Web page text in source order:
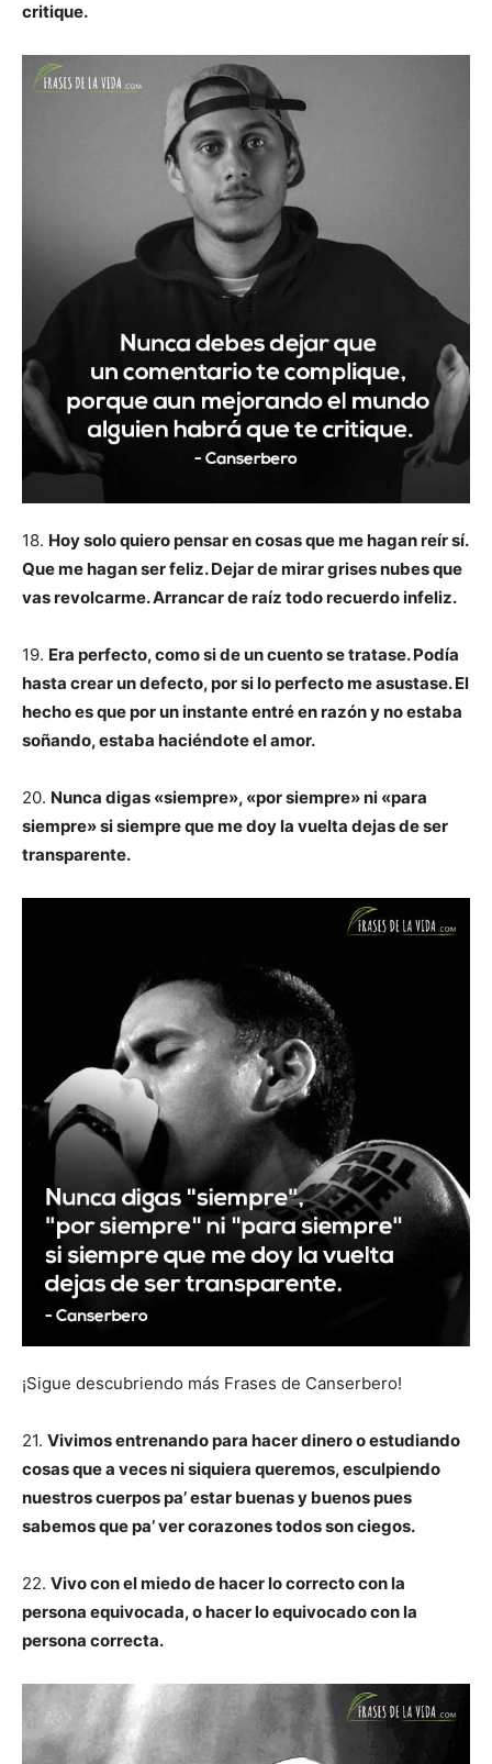
critique.
18. Hoy solo quiero pensar en cosas que me hagan reír sí.
Que me hagan ser feliz. Dejar de mirar grises nubes que
vas revolcarme. Arrancar de raíz todo recuerdo infeliz.
19. Era perfecto, como si de un cuento se tratase. Podía
hasta crear un defecto, por si lo perfecto me asustase. El
hecho es que por un instante entré en razón y no estaba
soñando, estaba haciéndote el amor.
20. Nunca digas «siempre», «por siempre» ni «para
siempre» si siempre que me doy la vuelta dejas de ser
transparente.
¡Sigue descubriendo más Frases de Canserbero!
21. Vivimos entrenando para hacer dinero o estudiando
cosas que a veces ni siquiera queremos, esculpiendo
nuestros cuerpos pa’ estar buenas y buenos pues
sabemos que pa’ ver corazones todos son ciegos.
22. Vivo con el miedo de hacer lo correcto con la
persona equivocada, o hacer lo equivocado con la
persona correcta.